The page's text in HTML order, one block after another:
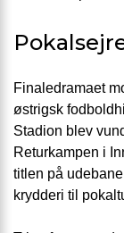
Finaledramaet
østrigsk
Stadion blev
Returkampen i
titlen på
krydderi til